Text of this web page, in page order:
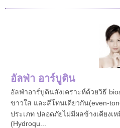
อัลฟ่า อาร์บูติน
อัลฟ่าอาร์บูติน สังเคราะห์ด้วยวิธี
ขาวใส และสีโทนเดียวกัน(even-
ประเภท ปลอดภัยไม่มีผลข้างเคียงเ
(Hydroqu...